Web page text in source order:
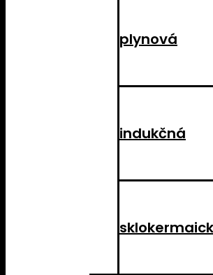
plynová
indukčná